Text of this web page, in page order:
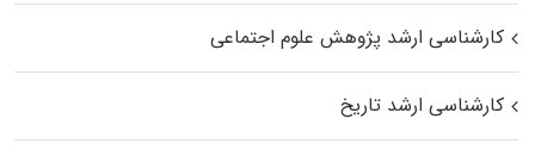
کارشناسی ارشد پژوهش علوم اجتماعی
کارشناسی ارشد تاریخ